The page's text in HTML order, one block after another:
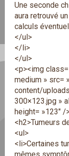
Une seconde
aura retrouvé
calculs
</ul>
</li>
</ul>
<p><img
medium » src=
content/
300×123.jpg »
height= »123″ /
<h2>Tumeurs
<ul>
<li>Certaines